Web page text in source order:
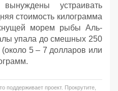
устраивать
стоимость килограмма
морем рыбы Аль-
упала до смешных 250
5 – 7 долларов или
поддерживает проект. Прокрутите,